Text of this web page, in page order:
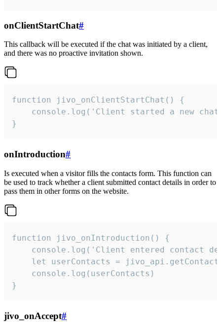
onClientStartChat#
This callback will be executed if the chat was initiated by a client,
and there was no proactive invitation shown.
function jivo_onClientStartChat() {
console.log('Client started a new
}
onIntroduction#
Is executed when a visitor fills the contacts form. This function can
be used to track whether a client submitted contact details in order to
pass them in other forms on the website.
function jivo_onIntroduction() {
console.log('Client entered contact
let userContacts =
    console.log(userContacts)
}
jivo_onAccept#